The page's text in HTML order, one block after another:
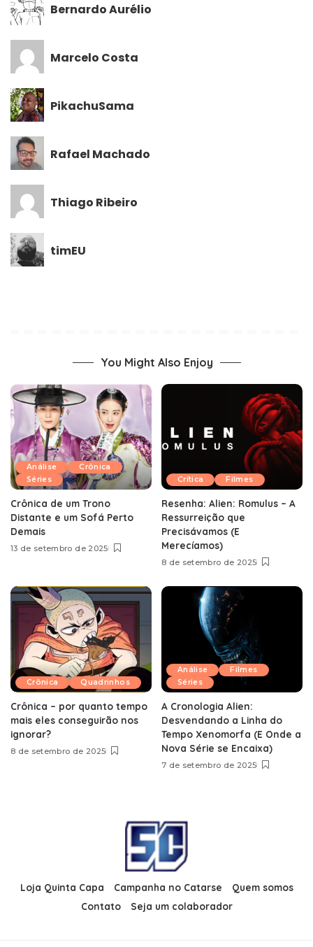
Bernardo Aurélio
Marcelo Costa
PikachuSama
Rafael Machado
Thiago Ribeiro
timEU
You Might Also Enjoy
Análise
Crônica
Séries
Crônica de um Trono
Distante e um Sofá Perto
Demais
13 de setembro de 2025
Crítica Filmes
Resenha: Alien: Romulus – A
Ressurreição que
Precisávamos (E
Merecíamos)
8 de setembro de 2025
Crônica Quadrinhos
Crônica – por quanto tempo
mais eles conseguirão nos
ignorar?
8 de setembro de 2025
Análise
Filmes
Séries
A Cronologia Alien:
Desvendando a Linha do
Tempo Xenomorfa (E Onde a
Nova Série se Encaixa)
7 de setembro de 2025
Loja Quinta Capa Campanha no Catarse
Quem somos
Contato
Seja um colaborador